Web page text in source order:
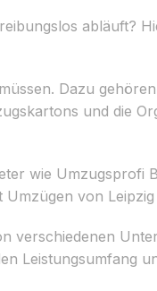
abläuft?
Dazu
und die
wie Umzugsprofi
von
verschiedenen
Leistungsumfang